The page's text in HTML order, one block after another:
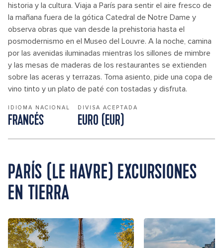
historia y la cultura. Viaja a París para sentir el aire fresco de
la mañana fuera de la gótica Catedral de Notre Dame y
observa obras que van desde la prehistoria hasta el
posmodernismo en el Museo del Louvre. A la noche, camina
por las avenidas iluminadas mientras los sillones de mimbre
y las mesas de maderas de los restaurantes se extienden
sobre las aceras y terrazas. Toma asiento, pide una copa de
vino tinto y un plato de paté con tostadas y disfruta.
IDIOMA NACIONAL
FRANCÉS
DIVISA ACEPTADA
EURO (EUR)
PARÍS (LE HAVRE) EXCURSIONES
EN TIERRA